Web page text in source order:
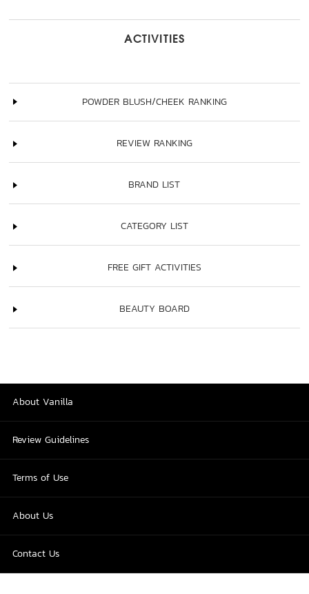
ACTIVITIES
POWDER BLUSH/CHEEK RANKING
REVIEW RANKING
BRAND LIST
CATEGORY LIST
FREE GIFT ACTIVITIES
BEAUTY BOARD
About Vanilla
Review Guidelines
Terms of Use
About Us
Contact Us